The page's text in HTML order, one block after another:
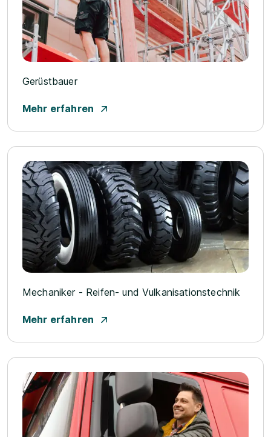
Gerüstbauer
Mehr erfahren
Mechaniker - Reifen- und Vulkanisationstechnik
Mehr erfahren